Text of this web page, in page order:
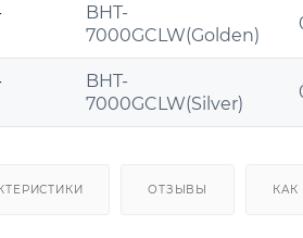
BHT-
7000GCLW(Golden)
BHT-
7000GCLW(Silver)
ОТЗЫВЫ КАК